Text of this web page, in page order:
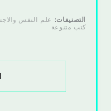
التصنيفات: علم النفس
كتب متنوعة